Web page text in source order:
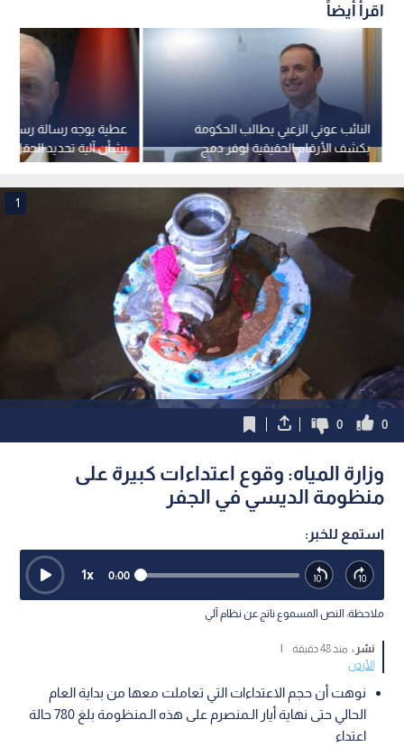
اقرأ أيضاً
عطية يوجه رسالة رسمية
بشأن آلية تحديد الحقل
2009
النائب عوني الزعبي يطالب الحكومة
بكشف الأرقام الحقيقية لوفر دمج
هيئة الاعتماد
1
0
0
وزارة المياه: وقوع اعتداءات كبيرة على
منظومة الديسي في الجفر
استمع للخبر:
0:00
1x
ملاحظة: النص المسموع ناتج عن نظام آلي
نشر : منذ 48 دقيقة
الأردن
نوهت أن حجم الاعتداءات التي تعاملت معها من بداية العام
الحالي حتى نهاية أيار الـمنصرم على هذه الـمنظومة بلغ 780 حالة
اعتداء